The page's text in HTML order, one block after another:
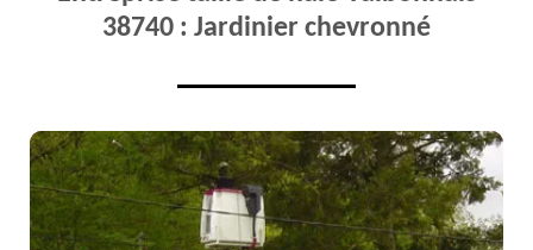
38740 : Jardinier chevronné